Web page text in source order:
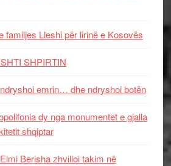
familjes Lleshi për lirinë e Kosovës
SHPIRTIN
emrin… dhe ndryshoi botën
dy nga monumentet e gjalla
shqiptar
Berisha zhvilloi takim në